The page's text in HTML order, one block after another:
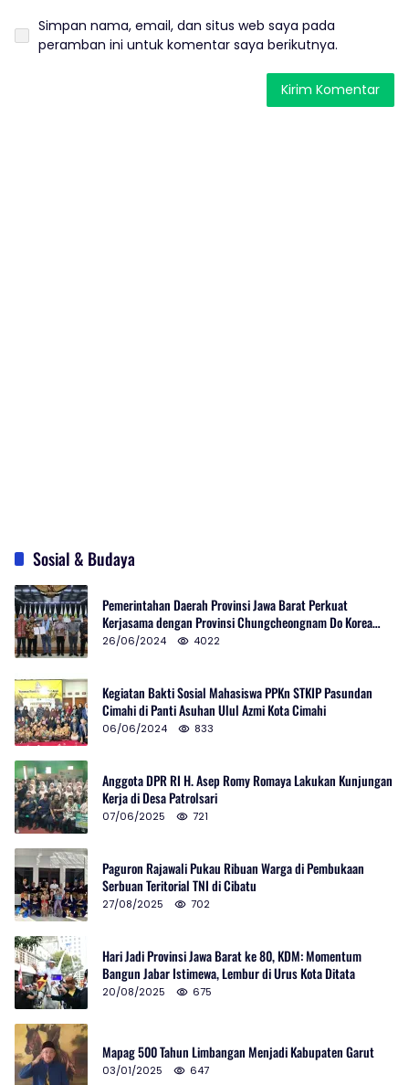
Simpan nama, email, dan situs web saya pada
peramban ini untuk komentar saya berikutnya.
Sosial & Budaya
Pemerintahan Daerah Provinsi Jawa Barat Perkuat
Kerjasama dengan Provinsi Chungcheongnam Do Korea
Selatan
26/06/2024 4022
Kegiatan Bakti Sosial Mahasiswa PPKn STKIP Pasundan
Cimahi di Panti Asuhan Ulul Azmi Kota Cimahi
06/06/2024 833
Anggota DPR RI H. Asep Romy Romaya Lakukan Kunjungan
Kerja di Desa Patrolsari
07/06/2025 721
Paguron Rajawali Pukau Ribuan Warga di Pembukaan
Serbuan Teritorial TNI di Cibatu
27/08/2025 702
Hari Jadi Provinsi Jawa Barat ke 80, KDM: Momentum
Bangun Jabar Istimewa, Lembur di Urus Kota Ditata
20/08/2025 675
Mapag 500 Tahun Limbangan Menjadi Kabupaten Garut
03/01/2025 647